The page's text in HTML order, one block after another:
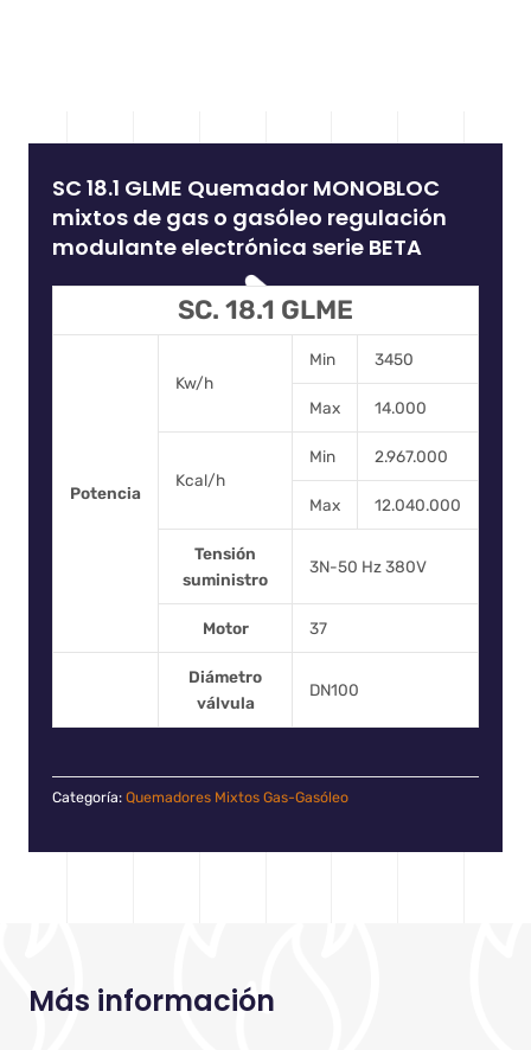
SC 18.1 GLME Quemador MONOBLOC
mixtos de gas o gasóleo regulación
modulante electrónica serie BETA
SC. 18.1 GLME
Potencia
Kw/h
Min 3450
Max 14.000
Kcal/h
Min 2.967.000
Max 12.040.000
Tensión
suministro
3N-50 Hz 380V
Motor 37
Diámetro
válvula
DN100
Categoría: Quemadores Mixtos Gas-Gasóleo
Más información